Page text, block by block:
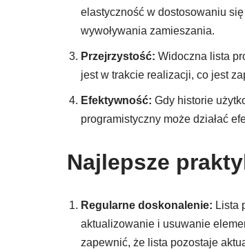
elastyczność w dostosowaniu
wywoływania zamieszania.
Przejrzystość: Widoczna lista
jest w trakcie realizacji, co jest
Efektywność: Gdy historie
programistyczny może działać
Najlepsze
Regularne doskonalenie: Lista
aktualizowanie i usuwanie
zapewnić, że lista pozostaje